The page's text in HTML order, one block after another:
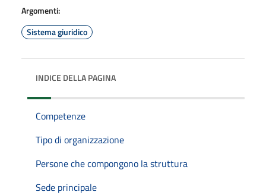
Argomenti:
Sistema giuridico
INDICE DELLA PAGINA
Competenze
Tipo di organizzazione
Persone che compongono la struttura
Sede principale